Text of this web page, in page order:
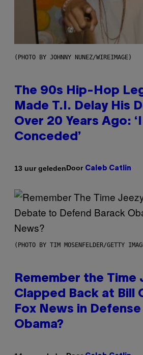
(PHOTO BY JOHNNY NUNEZ/WIREIMAGE)
The 90s Hip-Hop
Made T.I. Delay His
Over 20 Years Ago:
Conceded’
13 uur geledenDoor Caleb Catlin
(PHOTO BY TIM MOSENFELDER/GETTY
Remember the Time
Clapped Back at Bill
Fox News in
Obama?